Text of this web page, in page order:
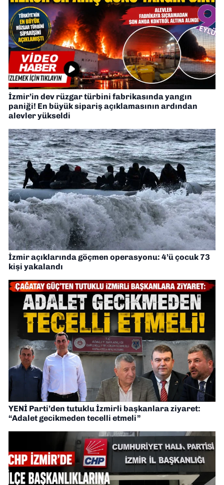
İzmir’in dev rüzgar türbini fabrikasında yangın
paniği! En büyük sipariş açıklamasının ardından
alevler yükseldi
İzmir açıklarında göçmen operasyonu: 4’ü çocuk 73
kişi yakalandı
YENİ Parti’den tutuklu İzmirli başkanlara ziyaret:
“Adalet gecikmeden tecelli etmeli”